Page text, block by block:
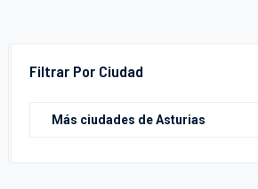
Filtrar Por Ciudad